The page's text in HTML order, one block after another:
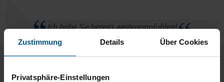
Zustimmung Details Über Cookies
Privatsphäre-Einstellungen
Ich habe Sie bereits weiterempfohlen!